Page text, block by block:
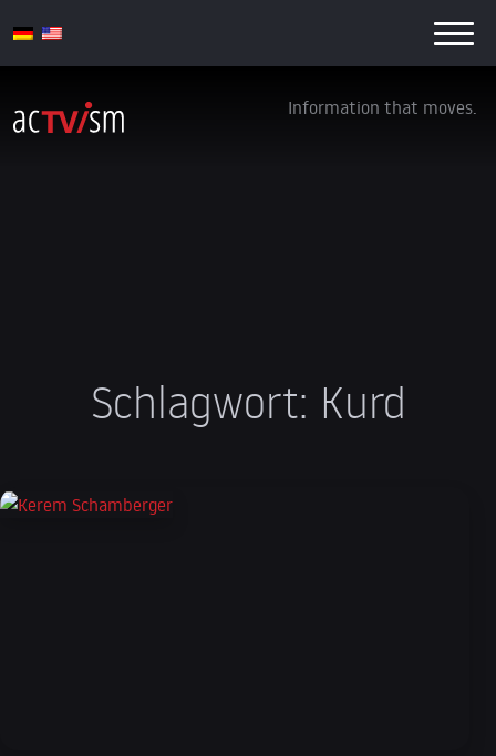
Information that moves.
Schlagwort: Kurd